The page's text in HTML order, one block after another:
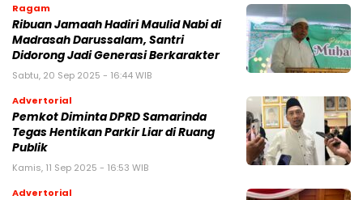
Ragam
Ribuan Jamaah Hadiri Maulid Nabi di
Madrasah Darussalam, Santri
Didorong Jadi Generasi Berkarakter
Sabtu, 20 Sep 2025 - 16:44 WIB
Advertorial
Pemkot Diminta DPRD Samarinda
Tegas Hentikan Parkir Liar di Ruang
Publik
Kamis, 11 Sep 2025 - 16:53 WIB
Advertorial